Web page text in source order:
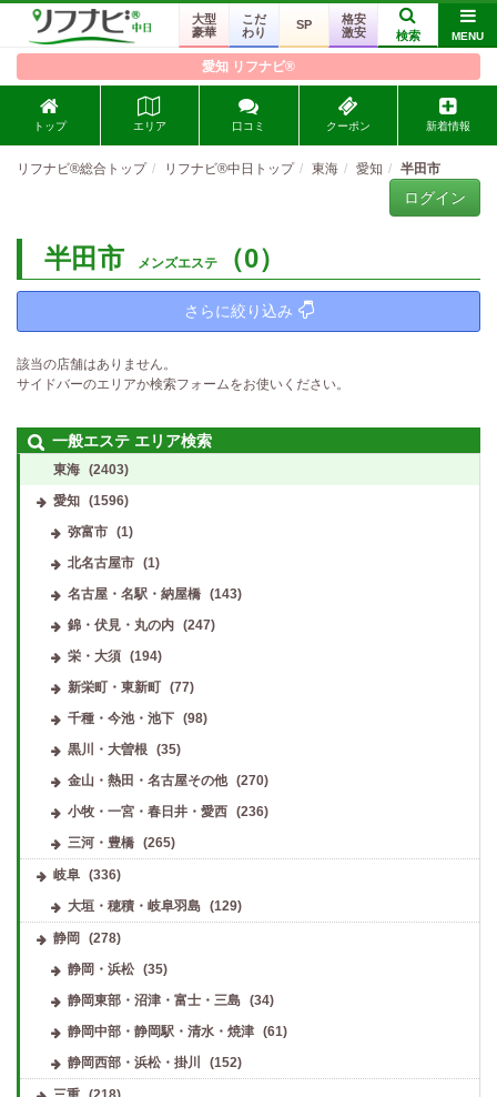
大型
豪華
こだ
わり
SP
格安
激安
検索 MENU
愛知 リフナビ®
トップ エリア 口コミ クーポン 新着情報
リフナビ®総合トップ リフナビ®中日トップ 東海 愛知 半田市
ログイン
半田市 メンズエステ （0）
さらに絞り込み
該当の店舗はありません。
サイドバーのエリアか検索フォームをお使いください。
一般エステ エリア検索
東海 (2403)
愛知 (1596)
弥富市
(1)
北名古屋市
(1)
名古屋・名駅・納屋橋
(143)
錦・伏見・丸の内
(247)
栄・大須
(194)
新栄町・東新町
(77)
千種・今池・池下
(98)
黒川・大曽根
(35)
金山・熱田・名古屋その他
(270)
小牧・一宮・春日井・愛西
(236)
三河・豊橋
(265)
岐阜 (336)
大垣・穂積・岐阜羽島
(129)
静岡
(278)
静岡・浜松
(35)
静岡東部・沼津・富士・三島
(34)
静岡中部・静岡駅・清水・焼津
(61)
静岡西部・浜松・掛川
(152)